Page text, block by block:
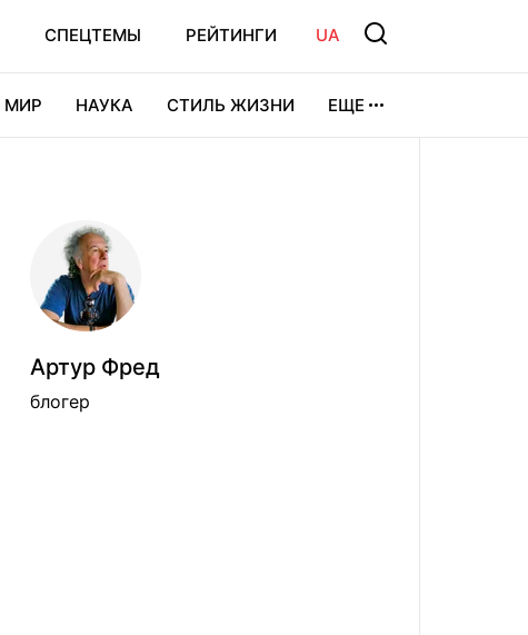
СПЕЦТЕМЫ РЕЙТИНГИ UA
МИР НАУКА СТИЛЬ ЖИЗНИ ЕЩЕ
Артур Фред
блогер